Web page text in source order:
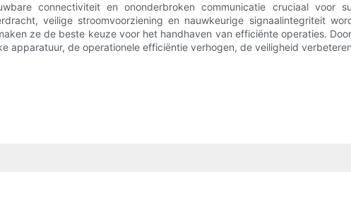
connectiviteit en ononderbroken communicatie cruciaal voor
veilige stroomvoorziening en nauwkeurige signaalintegriteit
ze de beste keuze voor het handhaven van efficiënte operaties.
apparatuur, de operationele efficiëntie verhogen, de veiligheid